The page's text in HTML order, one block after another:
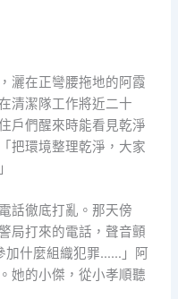
灑在正彎腰拖地的阿霞
清潔隊工作將近二十
戶們醒來時能看見乾淨
把環境整理乾淨，大家
話徹底打亂。那天傍
局打來的電話，聲音顫
加什麼組織犯罪……」阿
她的小傑，從小孝順聽